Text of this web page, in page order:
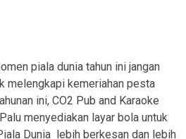
piala dunia tahun ini jangan
melengkapi kemeriahan pesta
ini, CO2 Pub and Karaoke
menyediakan layar bola untuk
Dunia lebih berkesan dan lebih